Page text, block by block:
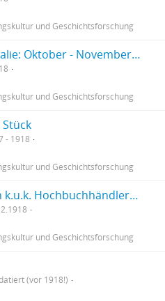
und Geschichtsforschung
Briefe von Eduard an Natalie: Oktober - November 1918
und Geschichtsforschung
- 1918
und Geschichtsforschung
Rechnung für E. Böltz von k.u.k. Hochbuchhändler L. W. Seidel & Sohn
und Geschichtsforschung
(vor 1918!)